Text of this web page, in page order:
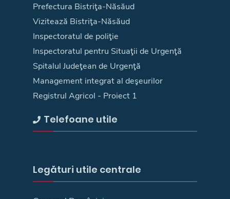
Prefectura Bistriţa-Năsăud
Vizitează Bistriţa-Năsăud
Inspectoratul de poliţie
Inspectoratul pentru Situaţii de Urgenţă
Spitalul Judeţean de Urgenţă
Management integrat al deşeurilor
Registrul Agricol - Proiect 1
Telefoane utile
Legături utile centrale